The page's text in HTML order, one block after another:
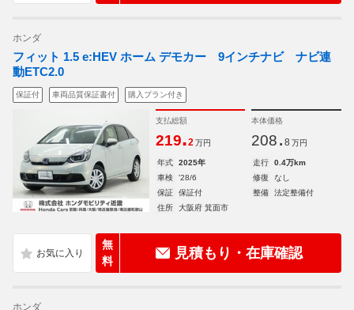
ホンダ
フィット 1.5 e:HEV ホーム デモカー 9インチナビ ナビ連
動ETC2.0
保証付 車両品質保証書付 購入プラン付き
支払総額
219.2 万円
本体価格
208. 8 万円
年式 2025年 走行
0.4万km
車検
'28/6 修復
なし
保証
保証付 整備
法定整備付
住所
大阪府 箕面市
無
料
見積もり・在庫確認
ホンダ